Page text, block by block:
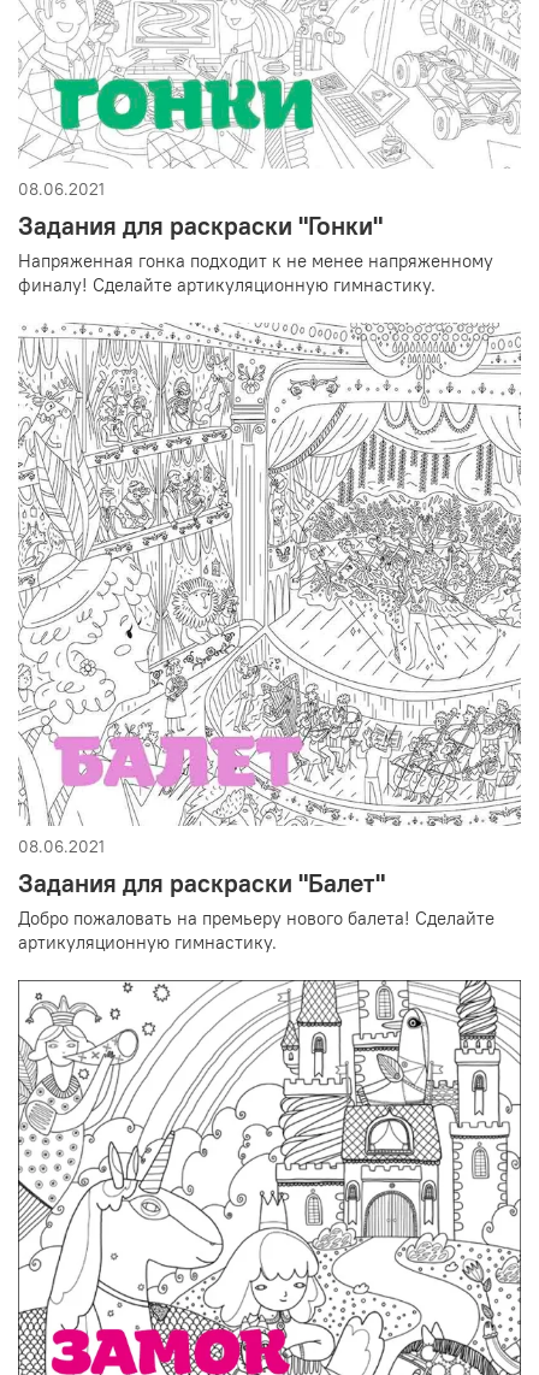
08.06.2021
Задания для раскраски "Гонки"
Напряженная гонка подходит к не менее напряженному
финалу! Сделайте артикуляционную гимнастику.
08.06.2021
Задания для раскраски "Балет"
Добро пожаловать на премьеру нового балета! Сделайте
артикуляционную гимнастику.